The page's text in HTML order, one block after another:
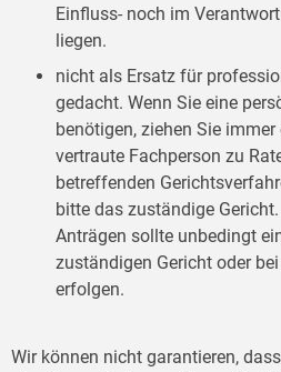
Einfluss- noch im
liegen.
nicht als Ersatz für
gedacht. Wenn Sie eine
benötigen, ziehen Sie
vertraute Fachperson zu
betreffenden
bitte das zuständige
Anträgen sollte unbedingt
zuständigen Gericht oder
erfolgen.
Wir können nicht garantieren,